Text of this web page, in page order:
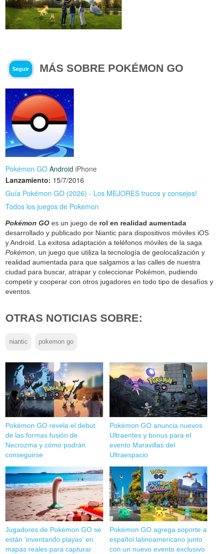
Seguir MÁS SOBRE POKÉMON GO
Pokémon GO Android iPhone
Lanzamiento: 15/7/2016
Guía Pokémon GO (2026) - Los MEJORES trucos y consejos!
Todos los juegos de Pokemon
Pokémon GO es un juego de rol en realidad aumentada
desarrollado y publicado por Niantic para dispositivos móviles iOS
y Android. La exitosa adaptación a teléfonos móviles de la saga
Pokémon , un juego que utiliza la tecnología de geolocalización y
realidad aumentada para que salgamos a las calles de nuestra
ciudad para buscar, atrapar y coleccionar Pokémon, pudiendo
competir y cooperar con otros jugadores en todo tipo de desafíos y
eventos.
OTRAS NOTICIAS SOBRE:
niantic pokemon go
Pokémon GO revela el debut
de las formas fusión de
Necrozma y cómo podrán
conseguirse
Pokémon GO anuncia nuevos
Ultraentes y bonus para el
evento Maravillas del
Ultraespacio
Jugadores de Pokémon GO se
están 'inventando playas' en
mapas reales para capturar
Pokémon GO agrega soporte a
español latinoamericano junto
con un nuevo evento exclusivo